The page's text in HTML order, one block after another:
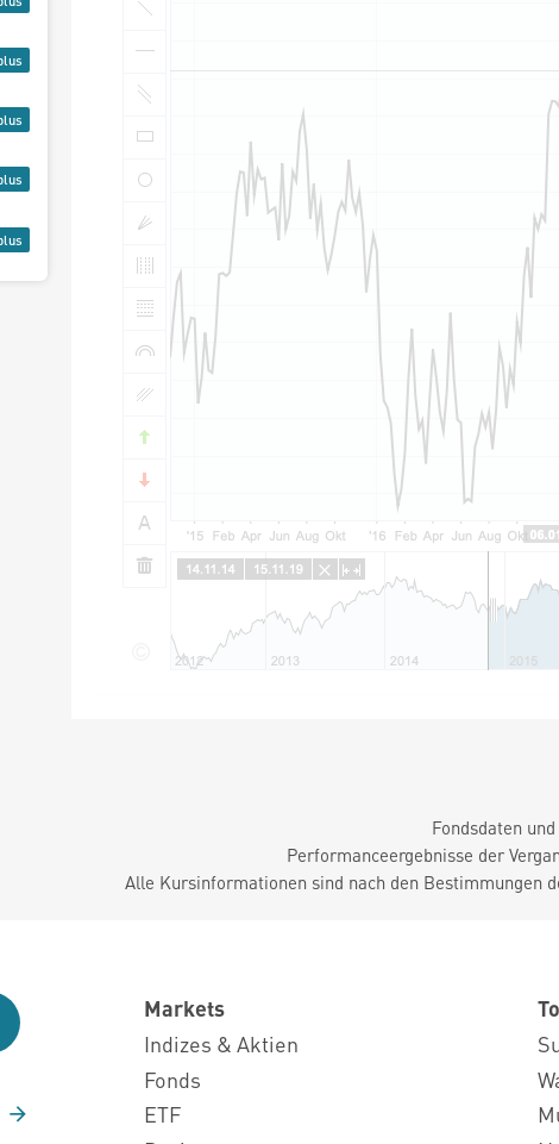
Fondsdaten
Performanceergebnisse der
Alle Kursinformationen sind nach den Bestimmungen
Markets
Indizes & Aktien
Fonds
ETF